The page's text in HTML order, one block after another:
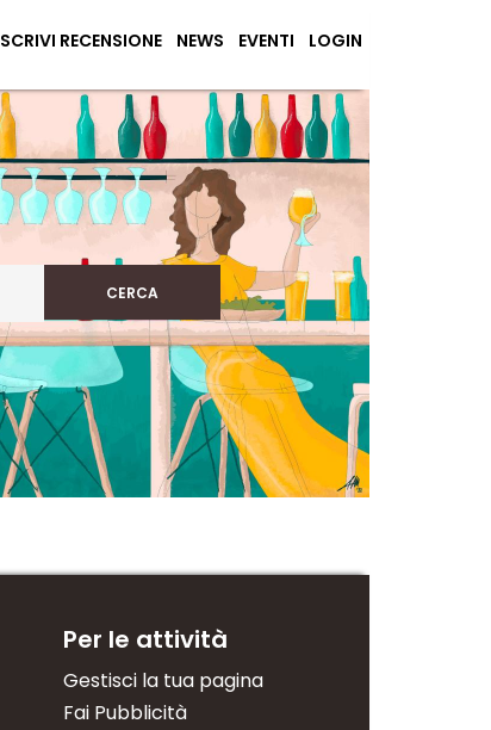
SCRIVI RECENSIONE NEWS EVENTI LOGIN
CERCA
Per le attività
Gestisci la tua pagina
Fai Pubblicità